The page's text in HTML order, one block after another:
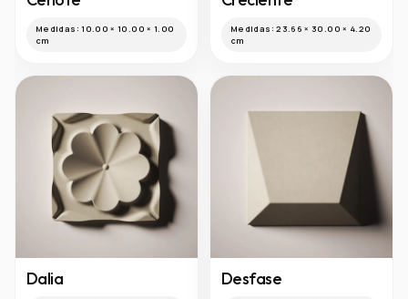
Medidas:10.00 × 10.00 × 1.00
cm
Medidas:23.66 × 30.00 × 4.20
cm
Dalia Desfase